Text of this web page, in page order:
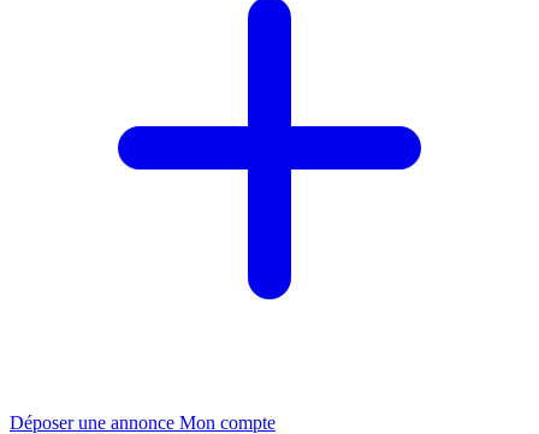
Déposer une annonce Mon compte